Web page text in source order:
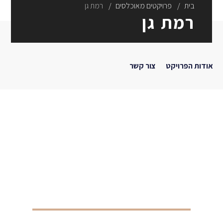
בית פרויקטים מאוכלסים רמת גן
רמת גן
אודות הפרויקט צור קשר